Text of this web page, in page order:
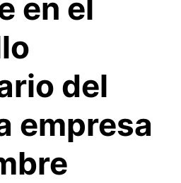
en el
del
empresa